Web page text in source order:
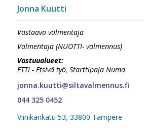
Jonna Kuutti
Vastaava valmentaja
Valmentaja (NUOTTI- valmennus)
Vastuualueet:
ETTI - Etsivä työ, Starttipaja Numa
jonna.kuutti@siltavalmennus.fi
044 325 0452
Viinikankatu 53, 33800 Tampere